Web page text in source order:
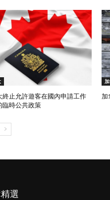
終止允許遊客在國內申請工作
臨時公共政策
加
選